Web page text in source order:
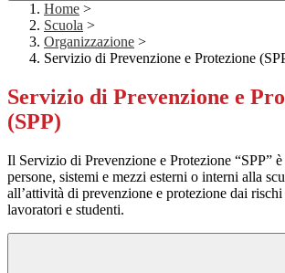
Home >
Scuola >
Organizzazione >
Servizio di Prevenzione e Protezione
Servizio di Prevenzione e
(SPP)
Il Servizio di Prevenzione e Protezione “SPP” è
persone, sistemi e mezzi esterni o interni alla
all’attività di prevenzione e protezione dai
lavoratori e studenti.